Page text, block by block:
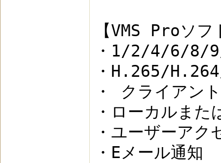
【VMS Proソ
・1/2/4/6/8/
・H.265/
・ クライアン
・ローカルま
・ユーザーア
・Eメール通知